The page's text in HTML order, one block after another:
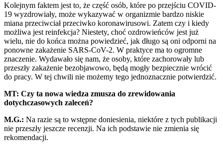
Kolejnym faktem jest to, że część osób, które po przejściu COVID-
19 wyzdrowiały, może wykazywać w organizmie bardzo niskie
miana przeciwciał przeciwko koronawirusowi. Zatem czy i kiedy
możliwa jest reinfekcja? Niestety, choć ozdrowieńców jest już
wielu, nie do końca można powiedzieć, jak długo są oni odporni na
ponowne zakażenie SARS-CoV-2. W praktyce ma to ogromne
znaczenie. Wydawało się nam, że osoby, które zachorowały lub
przeszły zakażenie bezobjawowo, będą mogły bezpiecznie wrócić
do pracy. W tej chwili nie możemy tego jednoznacznie potwierdzić.
MT: Czy ta nowa wiedza zmusza do zrewidowania
dotychczasowych zaleceń?
M.G.: Na razie są to wstępne doniesienia, niektóre z tych publikacji
nie przeszły jeszcze recenzji. Na ich podstawie nie zmienia się
rekomendacji.